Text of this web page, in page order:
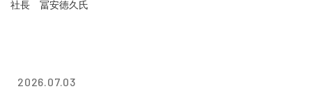
2026.07.03